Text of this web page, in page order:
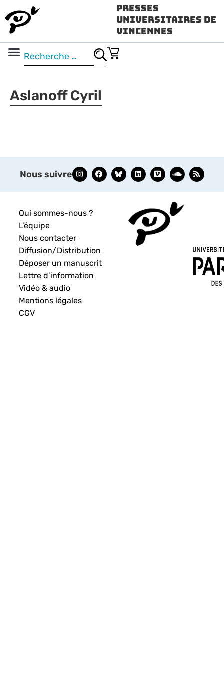
Presses
Universitaires de
Vincennes
Aslanoff Cyril
Nous suivre
Qui sommes-nous ?
L’équipe
Nous contacter
Diffusion/Distribution
Déposer un manuscrit
Lettre d’information
Vidéo & audio
Mentions légales
CGV